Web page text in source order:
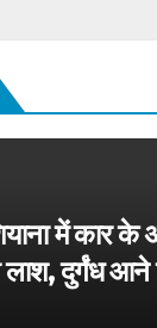
में कार के
लाश, दुर्गंध